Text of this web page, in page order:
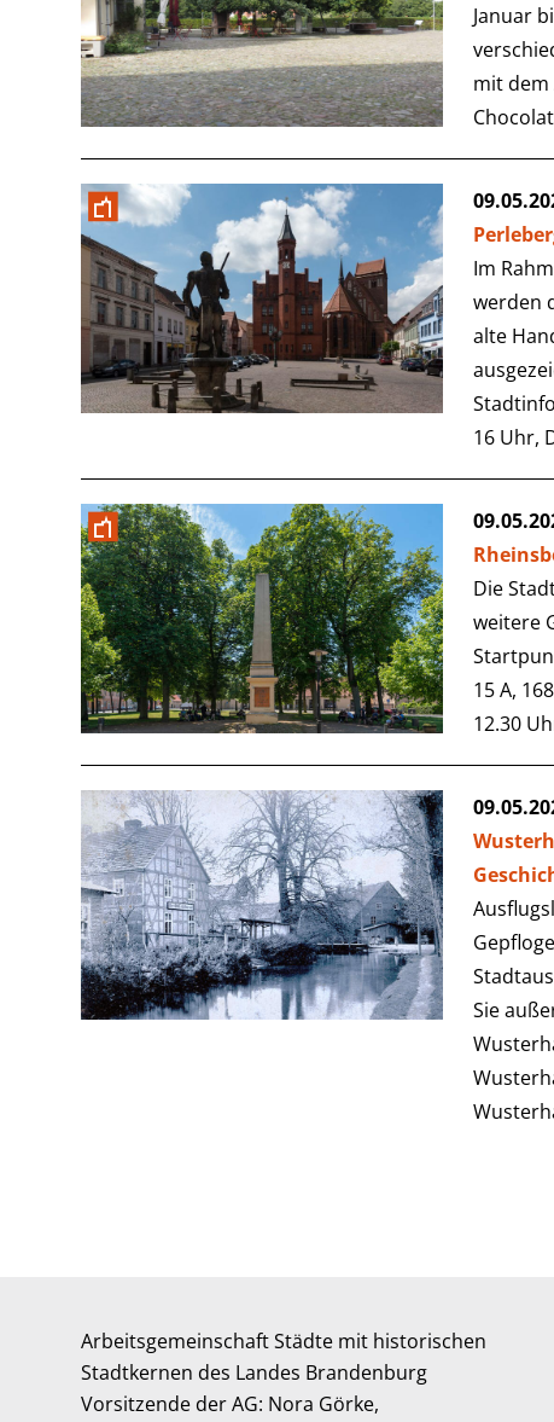
Januar
mit dem
Im
werden
alte
16 Uhr,
Die
weitere
15 A,
12.30
Sie
Arbeitsgemeinschaft Städte mit historischen
Stadtkernen des Landes Brandenburg
Vorsitzende der AG: Nora Görke,